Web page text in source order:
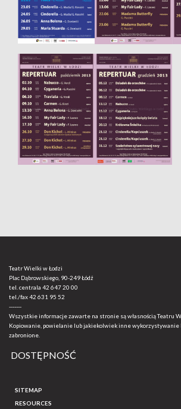
Teatr Wielki w Łodzi
Plac Dąbrowskiego, 90-249 Łódź
tel. centrala 42 647 20 00
tel./fax42 631 95 52
-------
Wszystkie informacje zawarte na stronie są własnością Teatru
Kopiowanie, powielanie lub jakiekolwiek inne wykorzystywanie
zabronione.
DOSTĘPNOŚĆ
SITEMAP
RESOURCES